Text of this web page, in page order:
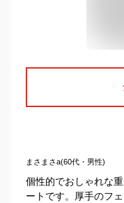
まさまさa(60代・男性)
個性的でおしゃれな
ートです。厚手のフ